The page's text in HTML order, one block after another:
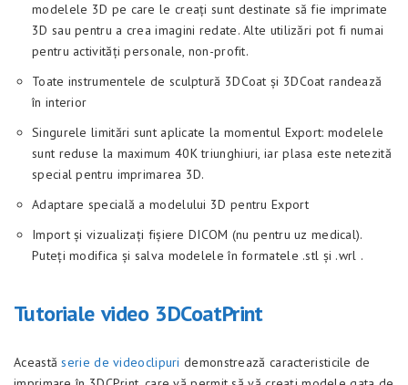
modelele 3D pe care le creați sunt destinate să fie imprimate
3D sau pentru a crea imagini redate. Alte utilizări pot fi numai
pentru activități personale, non-profit.
Toate instrumentele de sculptură 3DCoat și 3DCoat randează
în interior
Singurele limitări sunt aplicate la momentul Export: modelele
sunt reduse la maximum 40K triunghiuri, iar plasa este netezită
special pentru imprimarea 3D.
Adaptare specială a modelului 3D pentru Export
Import și vizualizați fișiere DICOM (nu pentru uz medical).
Puteți modifica și salva modelele în formatele .stl și .wrl .
Tutoriale video 3DCoatPrint
Aceastăserie de videoclipuri demonstrează caracteristicile de